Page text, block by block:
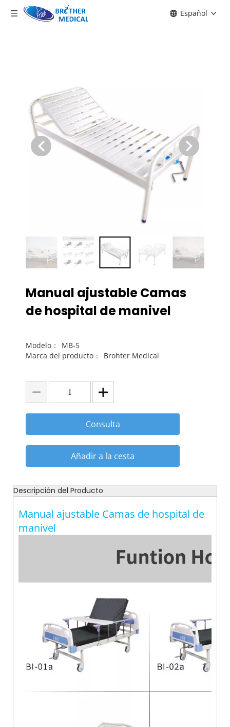
Español
Manual ajustable Camas
de hospital de manivel
Modelo：
MB-5
Marca del producto：
Brohter Medical
Consulta
Añadir a la cesta
Descripción del Producto
Manual ajustable Camas de hospital de
manivel